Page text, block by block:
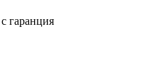
гаранция